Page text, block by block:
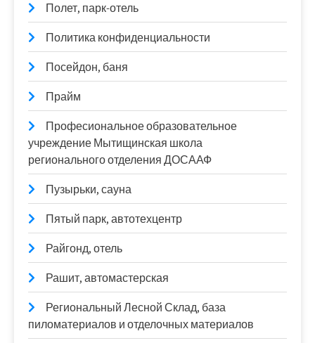
Полет, парк-отель
Политика конфиденциальности
Посейдон, баня
Прайм
Професиональное образовательное
учреждение Мытищинская школа
регионального отделения ДОСААФ
Пузырьки, сауна
Пятый парк, автотехцентр
Райгонд, отель
Рашит, автомастерская
Региональный Лесной Склад, база
пиломатериалов и отделочных материалов